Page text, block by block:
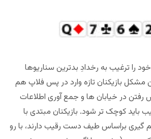
را ترغیب به رخدادِ بدترین سناریوها
مشکل بازیکنان تازه وارد در پس فلاپ هم
در خیابان ها و جمع آوری اطلاعات
کوچک تر شود. بازیکنان مبتدی با
گیری براساس طیف دست رقیب دارند، با رو